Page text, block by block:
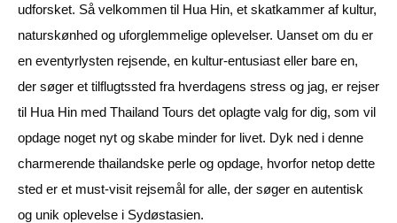
udforsket. Så velkommen til Hua Hin, et skatkammer af kultur,
naturskønhed og uforglemmelige oplevelser. Uanset om du er
en eventyrlysten rejsende, en kultur-entusiast eller bare en,
der søger et tilflugtssted fra hverdagens stress og jag, er rejser
til Hua Hin med Thailand Tours det oplagte valg for dig, som vil
opdage noget nyt og skabe minder for livet. Dyk ned i denne
charmerende thailandske perle og opdage, hvorfor netop dette
sted er et must-visit rejsemål for alle, der søger en autentisk
og unik oplevelse i Sydøstasien.